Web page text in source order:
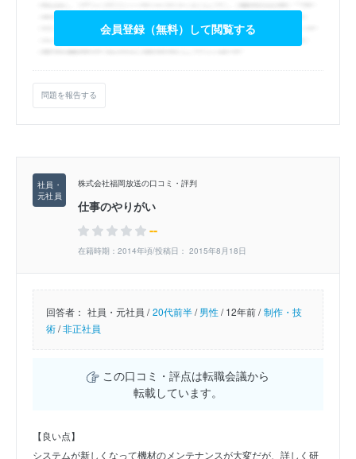
会員登録（無料）して閲覧する
問題を報告する
株式会社福岡放送の口コミ・評判
仕事のやりがい
--
在籍時期：2014年頃/投稿日： 2015年8月18日
回答者： 社員・元社員 / 20代前半/男性/12年前 / 制作・技
術/非正社員
この口コミ・評点は転職会議から
転載しています。
【良い点】
システムが新しくなって機材のメンテナンスが大変だが、詳しく研